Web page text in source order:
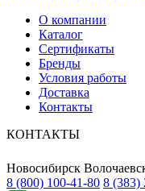
О компании
Каталог
Сертификаты
Бренды
Условия работы
Доставка
Контакты
КОНТАКТЫ
Новосибирск
8 (800) 100-41-80 8 (383)